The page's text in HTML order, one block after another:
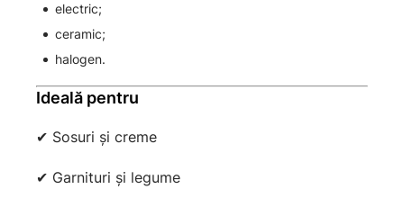
electric;
ceramic;
halogen.
Ideală pentru
✔ Sosuri și creme
✔ Garnituri și legume